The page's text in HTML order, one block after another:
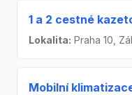
1 a 2 cestné
Lokalita: Praha 10,
Mobilní